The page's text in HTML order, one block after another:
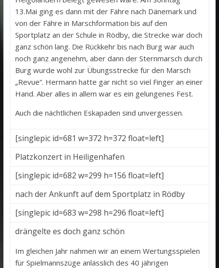
13.Mai ging es dann mit der Fähre nach Dänemark und
von der Fähre in Marschformation bis auf den
Sportplatz an der Schule in Rödby, die Strecke war doch
ganz schön lang. Die Rückkehr bis nach Burg war auch
noch ganz angenehm, aber dann der Sternmarsch durch
Burg wurde wohl zur Übungsstrecke für den Marsch
„Revue“. Hermann hatte gar nicht so viel Finger an einer
Hand. Aber alles in allem war es ein gelungenes Fest.
Auch die nächtlichen Eskapaden sind unvergessen.
[singlepic id=681 w=372 h=372 float=left]
Platzkonzert in Heiligenhafen
[singlepic id=682 w=299 h=156 float=left]
nach der Ankunft auf dem Sportplatz in Rödby
[singlepic id=683 w=298 h=296 float=left]
drängelte es doch ganz schön
Im gleichen Jahr nahmen wir an einem Wertungsspielen
für Spielmannszüge anlässlich des 40 jährigen